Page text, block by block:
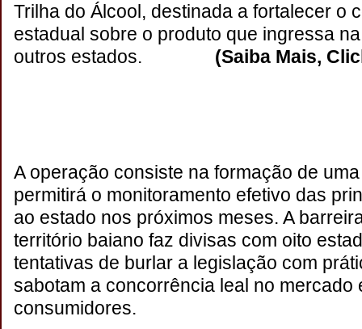
Trilha do Álcool, destinada a fortalecer o
estadual sobre o produto que ingressa
outros estados.
(Saiba Mais,
A operação consiste na formação de
permitirá o monitoramento efetivo das
ao estado nos próximos meses. A
território baiano faz divisas com oito
tentativas de burlar a legislação com
sabotam a concorrência leal no mercado
consumidores.